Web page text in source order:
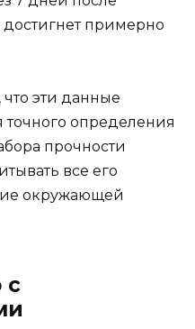
достигнет примерно
что эти данные
определения
прочности
все его
окружающей
с